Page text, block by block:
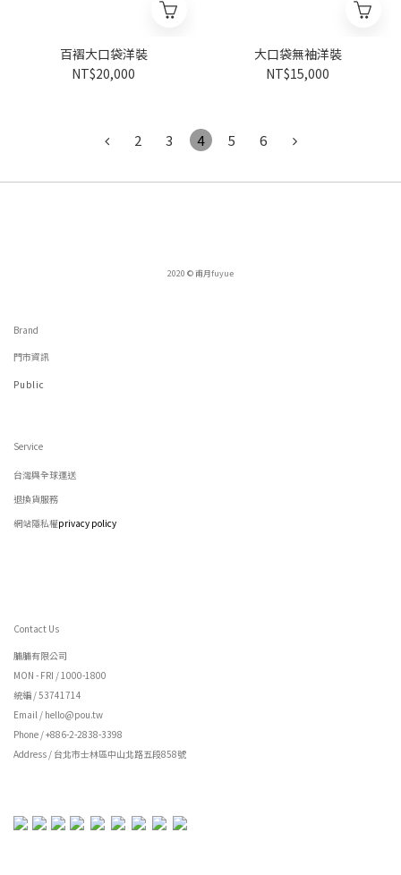
百褶大口袋洋裝
NT$20,000
大口袋無袖洋裝
NT$15,000
2 3 4 5 6
2020 © 甫月fuyue
Brand
門市資訊
Public
Service
台灣與全球運送
退換貨服務
網站隱私權privacy policy
Contact Us
脯脯有限公司
MON - FRI / 1000-1800
統編 / 53741714
Email / hello@pou.tw
Phone / +886-2-2838-3398
Address / 台北市士林區中山北路五段858號